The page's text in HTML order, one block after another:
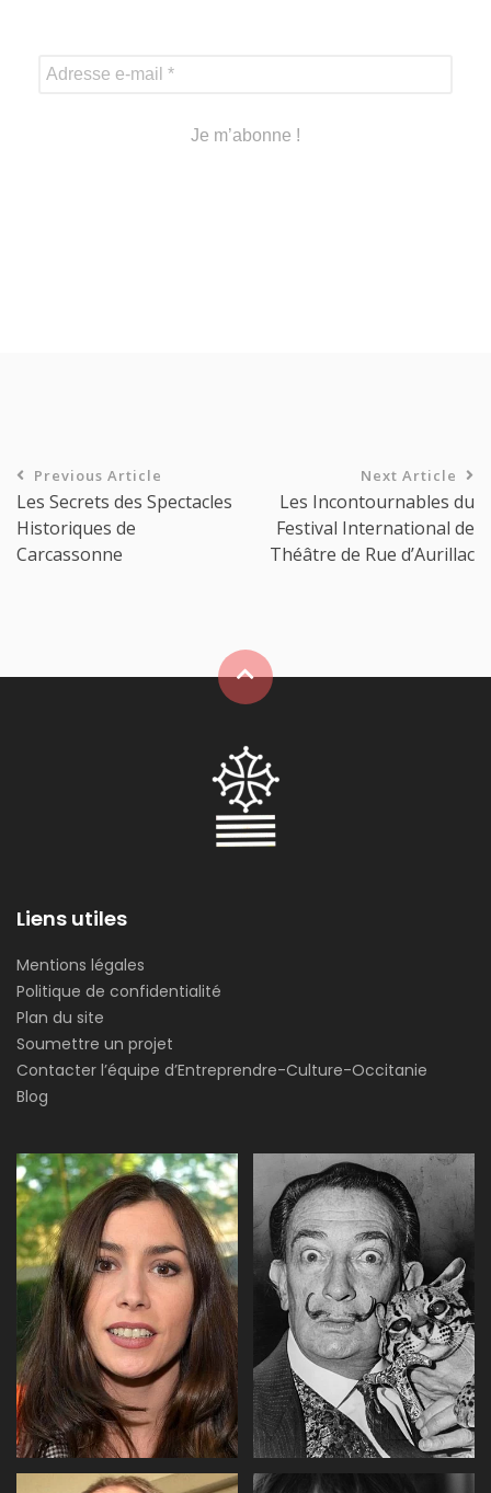
Previous Article
Les Secrets des Spectacles
Historiques de
Carcassonne
Next Article
Les Incontournables du
Festival International de
Théâtre de Rue d’Aurillac
Liens utiles
Mentions légales
Politique de confidentialité
Plan du site
Soumettre un projet
Contacter l’équipe d’Entreprendre-Culture-Occitanie
Blog